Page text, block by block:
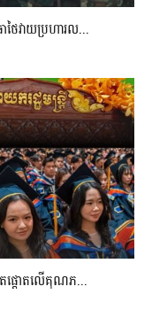
ៃវាយប្រហារល...
ផ្តោតលើគុណភ...